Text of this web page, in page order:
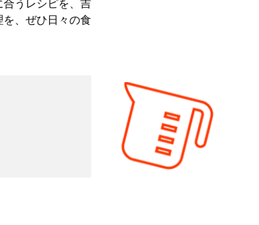
うレシピを、吉
、ぜひ日々の食